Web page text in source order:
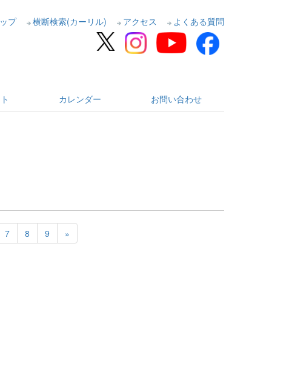
プ 横断検索(カーリル) アクセス よくある質問
カレンダー お問い合わせ
7 8 9 »